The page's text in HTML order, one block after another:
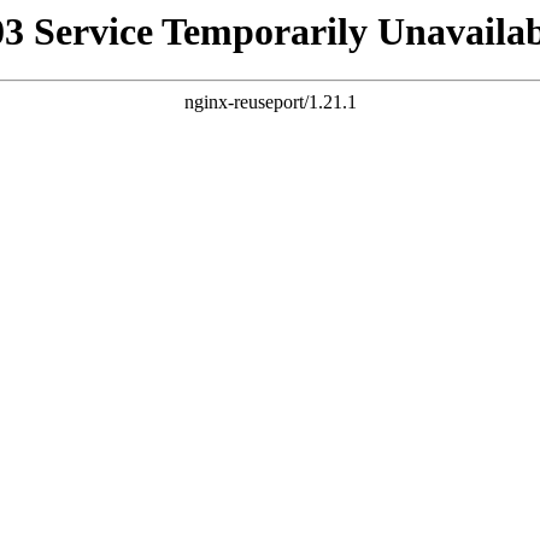
Service Temporarily
nginx-reuseport/1.21.1